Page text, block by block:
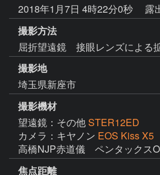
2018年1月7日 4時22分0秒
露
撮影方法
屈折望遠鏡 接眼レンズによる
撮影地
埼玉県新座市
撮影機材
望遠鏡：その他STER12ED
カメラ：キヤノン EOS Kiss X5
高橋NJP赤道儀　ペンタックス
焦点距離